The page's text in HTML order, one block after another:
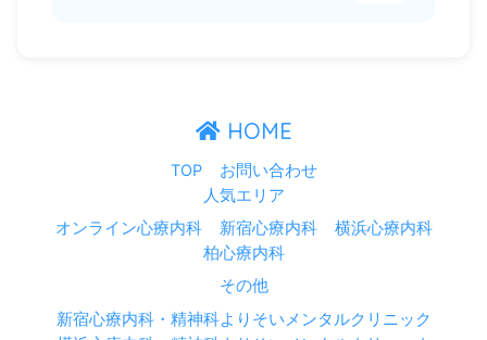
HOME
TOP
お問い合わせ
人気エリア
オンライン心療内科
新宿心療内科
横浜心療内科
柏心療内科
その他
新宿心療内科・精神科よりそいメンタルクリニック